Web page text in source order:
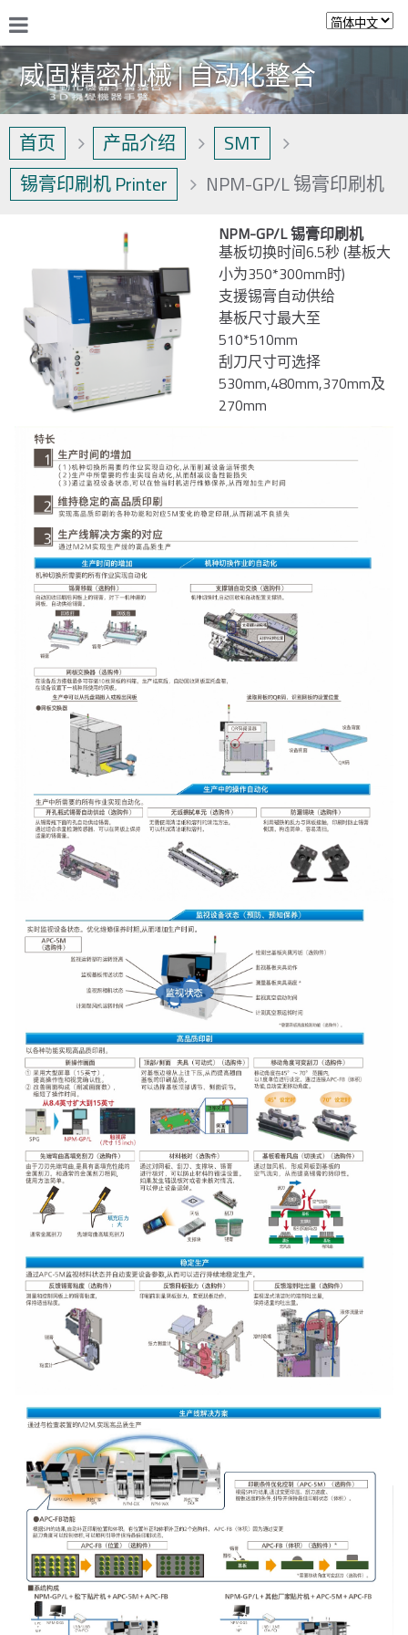
威固精密机械 | 自动化整合
首页 产品介绍
SMT
锡膏印刷机 Printer
NPM-GP/L 锡膏印刷机
NPM-GP/L 锡膏印刷机
基板切换时间6.5秒 (基板大
小为350*300mm时)
支援锡膏自动供给
基板尺寸最大至
510*510mm
刮刀尺寸可选择
530mm,480mm,370mm及
270mm